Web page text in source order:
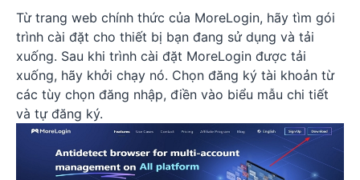
Từ trang web chính thức của MoreLogin, hãy tìm gói
trình cài đặt cho thiết bị bạn đang sử dụng và tải
xuống. Sau khi trình cài đặt MoreLogin được tải
xuống, hãy khởi chạy nó. Chọn đăng ký tài khoản từ
các tùy chọn đăng nhập, điền vào biểu mẫu chi tiết
và tự đăng ký.